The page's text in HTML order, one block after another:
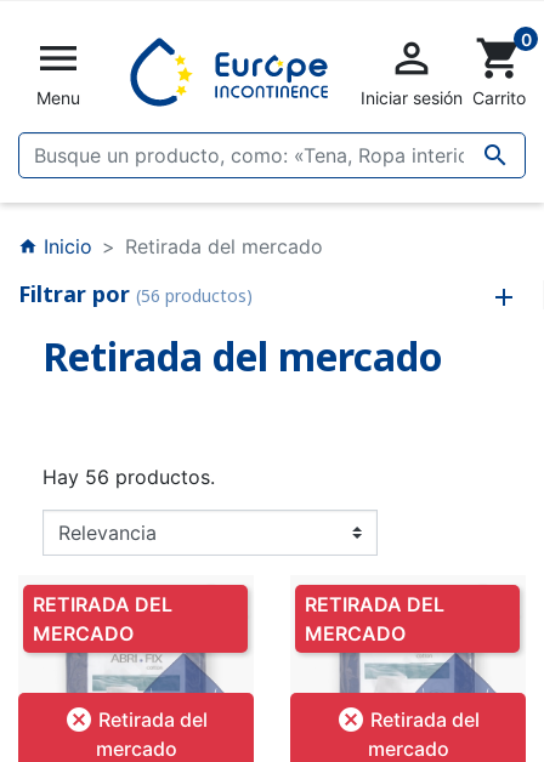

Menu


Iniciar sesión
shopping_cart0
Carrito
home Inicio Retirada del mercado
Filtrar por (56 productos)
Retirada del mercado
Hay 56 productos.
 Retirada del
mercado
RETIRADA DEL
MERCADO
 Retirada del
mercado
RETIRADA DEL
MERCADO